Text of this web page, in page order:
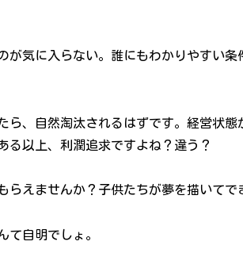
が気に入らない。誰にもわかりやすい
ら、自然淘汰されるはずです。経営状
る以上、利潤追求ですよね？違う？
らえませんか？子供たちが夢を描いてで
て自明でしょ。